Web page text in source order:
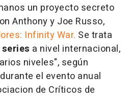
un proyecto secreto
Anthony y Joe Russo,
Infinity War. Se trata
a nivel internacional,
niveles", según
el evento anual
de Críticos de